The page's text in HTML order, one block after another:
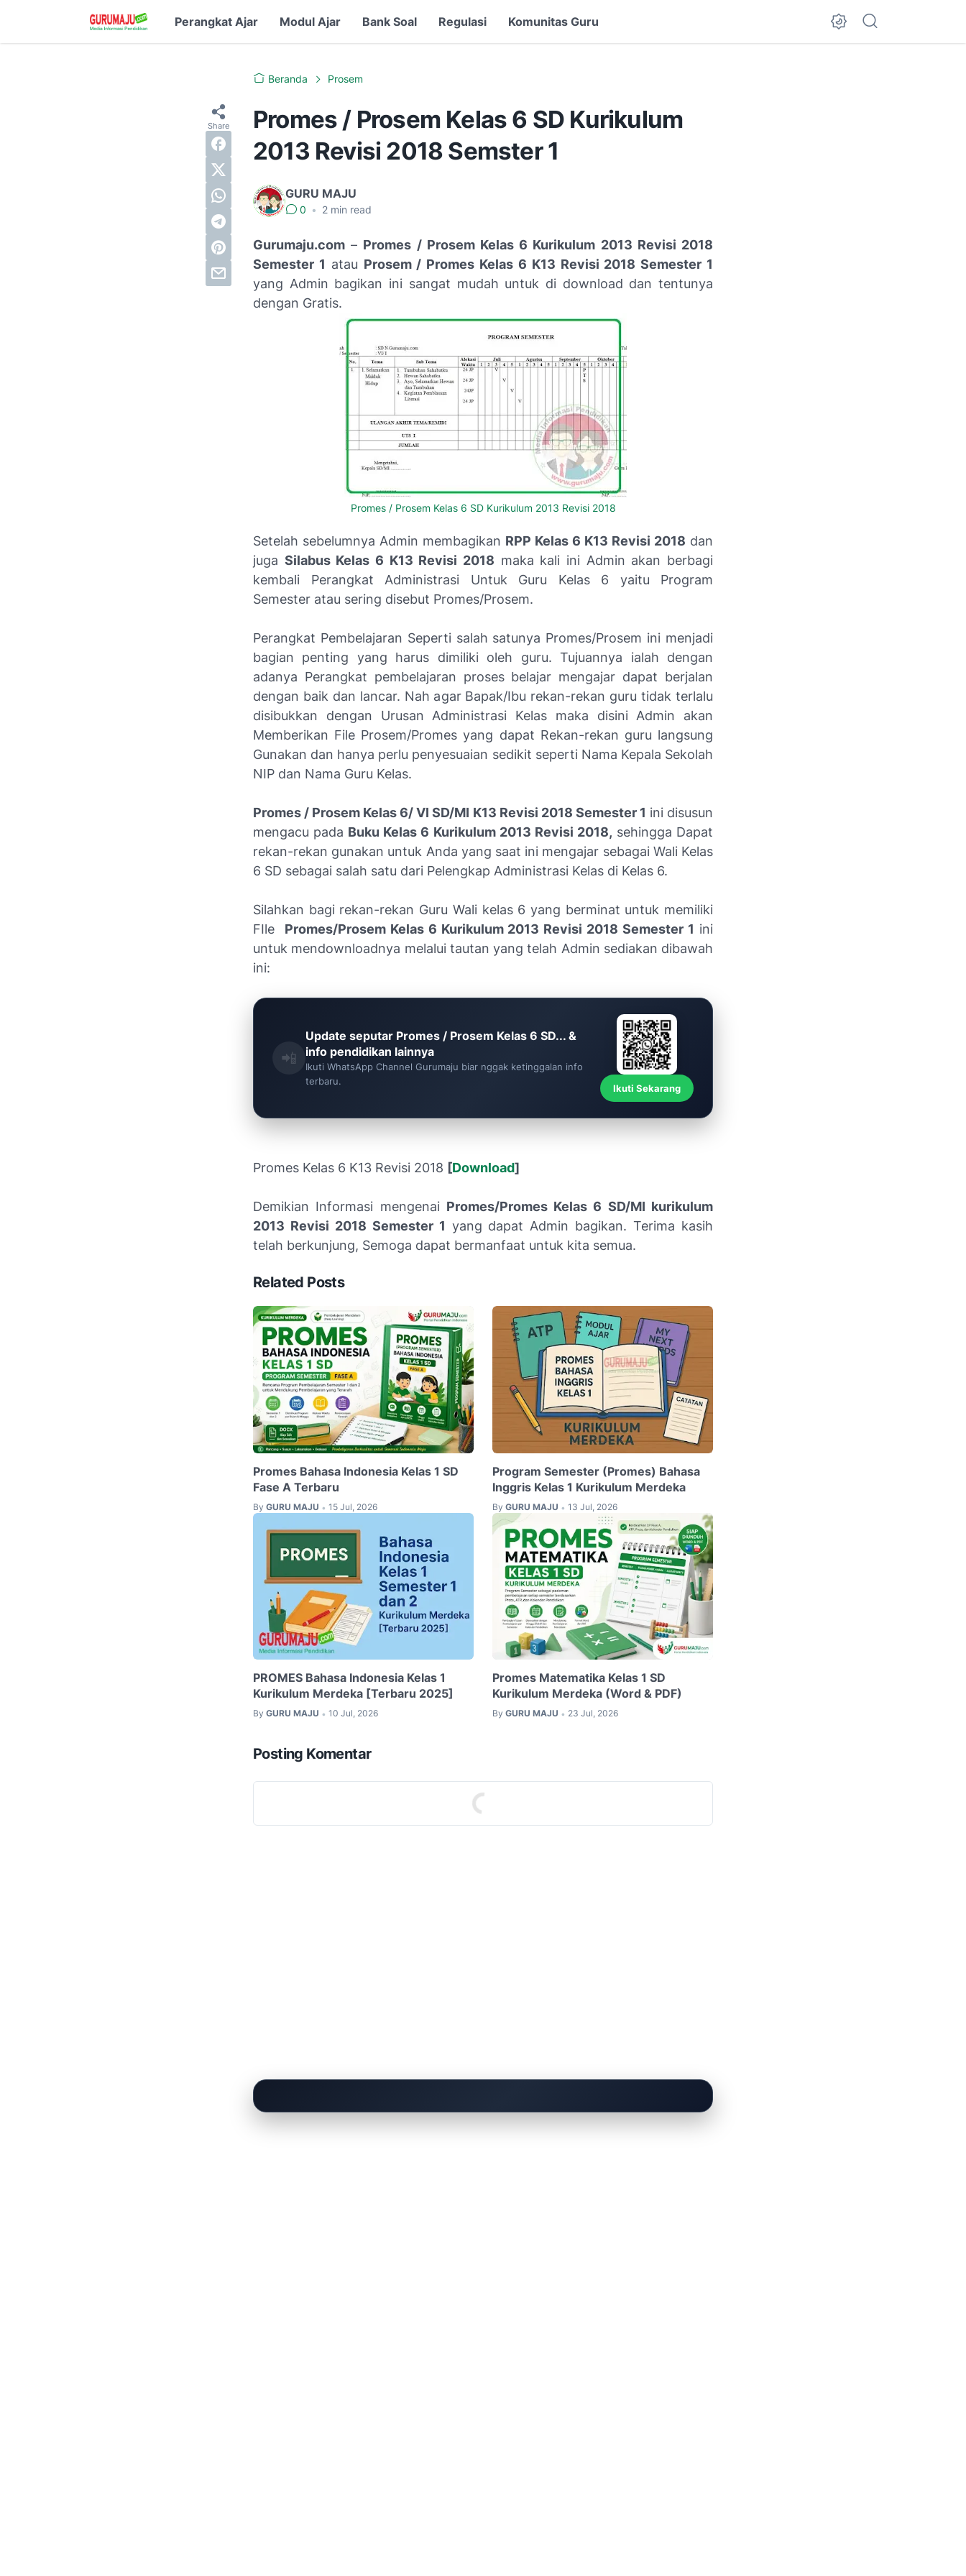
Perangkat Ajar Modul Ajar Bank Soal Regulasi Komunitas Guru
Beranda Prosem
Promes / Prosem Kelas 6 SD Kurikulum
2013 Revisi 2018 Semster 1
GURU MAJU
0 • 2 min read
Gurumaju.com – Promes / Prosem Kelas 6 Kurikulum 2013 Revisi 2018
Semester 1 atau Prosem / Promes Kelas 6 K13 Revisi 2018 Semester 1
yang Admin bagikan ini sangat mudah untuk di download dan tentunya
dengan Gratis.
Promes / Prosem Kelas 6 SD Kurikulum 2013 Revisi 2018
Setelah sebelumnya Admin membagikan RPP Kelas 6 K13 Revisi 2018 dan
juga Silabus Kelas 6 K13 Revisi 2018 maka kali ini Admin akan berbagi
kembali Perangkat Administrasi Untuk Guru Kelas 6 yaitu Program
Semester atau sering disebut Promes/Prosem.
Perangkat Pembelajaran Seperti salah satunya Promes/Prosem ini menjadi
bagian penting yang harus dimiliki oleh guru. Tujuannya ialah dengan
adanya Perangkat pembelajaran proses belajar mengajar dapat berjalan
dengan baik dan lancar. Nah agar Bapak/Ibu rekan-rekan guru tidak terlalu
disibukkan dengan Urusan Administrasi Kelas maka disini Admin akan
Memberikan File Prosem/Promes yang dapat Rekan-rekan guru langsung
Gunakan dan hanya perlu penyesuaian sedikit seperti Nama Kepala Sekolah
NIP dan Nama Guru Kelas.
Promes / Prosem Kelas 6/ VI SD/MI K13 Revisi 2018 Semester 1 ini disusun
mengacu pada Buku Kelas 6 Kurikulum 2013 Revisi 2018, sehingga Dapat
rekan-rekan gunakan untuk Anda yang saat ini mengajar sebagai Wali Kelas
6 SD sebagai salah satu dari Pelengkap Administrasi Kelas di Kelas 6.
Silahkan bagi rekan-rekan Guru Wali kelas 6 yang berminat untuk memiliki
FIle Promes/Prosem Kelas 6 Kurikulum 2013 Revisi 2018 Semester 1 ini
untuk mendownloadnya melalui tautan yang telah Admin sediakan dibawah
ini:
📲
Update seputar Promes / Prosem Kelas 6 SD... &
info pendidikan lainnya
Ikuti WhatsApp Channel Gurumaju biar nggak ketinggalan info
terbaru.
Ikuti Sekarang
Promes Kelas 6 K13 Revisi 2018 [Download]
Demikian Informasi mengenai Promes/Promes Kelas 6 SD/MI kurikulum
2013 Revisi 2018 Semester 1 yang dapat Admin bagikan. Terima kasih
telah berkunjung, Semoga dapat bermanfaat untuk kita semua.
Related Posts
Promes Bahasa Indonesia Kelas 1 SD
Fase A Terbaru
By GURU MAJU • 15 Jul, 2026
Program Semester (Promes) Bahasa
Inggris Kelas 1 Kurikulum Merdeka
By GURU MAJU • 13 Jul, 2026
PROMES Bahasa Indonesia Kelas 1
Kurikulum Merdeka [Terbaru 2025]
By GURU MAJU • 10 Jul, 2026
Promes Matematika Kelas 1 SD
Kurikulum Merdeka (Word & PDF)
By GURU MAJU • 23 Jul, 2026
Posting Komentar